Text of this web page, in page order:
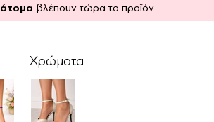
άτομα βλέπουν τώρα το προϊόν
Χρώματα